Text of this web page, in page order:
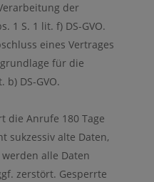
der
1 S. 1 lit. f) DS-GVO.
eines Vertrages
für die
DS-GVO.
die Anrufe 180 Tage
sukzessiv alte Daten,
alle Daten
zerstört. Gesperrte